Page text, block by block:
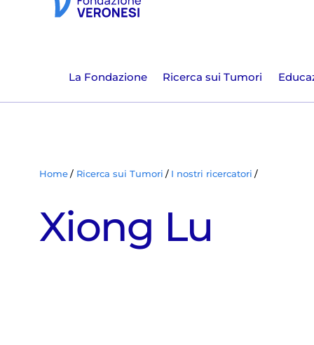
La Fondazione Ricerca sui Tumori
Home Ricerca sui Tumori I nostri ricercatori
Xiong Lu